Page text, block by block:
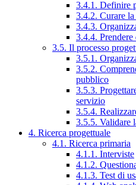
3.4.1. Definire
3.4.2. Curare
3.4.3.
3.4.4. Prendere
3.5. Il processo
3.5.1.
3.5.2.
pubblico
3.5.3.
servizio
3.5.4.
3.5.5. Validare
4. Ricerca progettuale
4.1. Ricerca primaria
4.1.1. Interviste
4.1.2.
4.1.3. Test di